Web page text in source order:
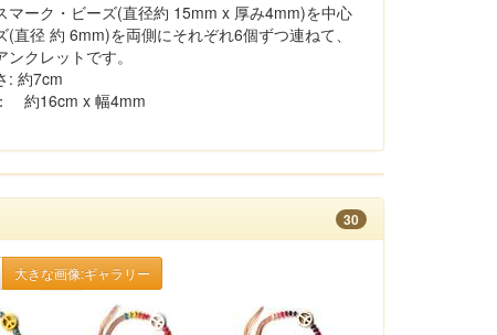
マーク・ビーズ(直径約 15mm x 厚み4mm)を中心
直径 約 6mm)を両側にそれぞれ6個ずつ連ねて、
クレットです。
: 約7cm
約16cm x 幅4mm
30
大きな画像:ギャラリー